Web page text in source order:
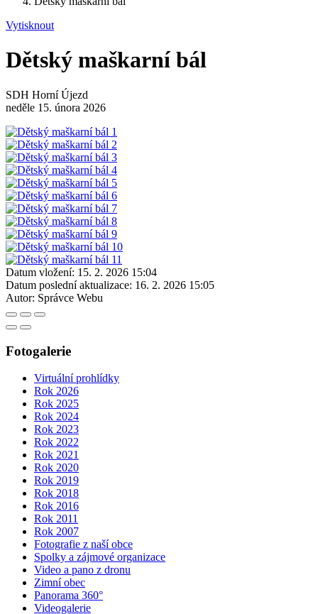
Vytisknout
Dětský maškarní bál
SDH Horní Újezd
neděle 15. února 2026
Datum vložení: 15. 2. 2026 15:04
Datum poslední aktualizace: 16. 2. 2026 15:05
Autor: Správce Webu
Fotogalerie
Virtuální prohlídky
Rok 2026
Rok 2025
Rok 2024
Rok 2023
Rok 2022
Rok 2021
Rok 2020
Rok 2019
Rok 2018
Rok 2016
Rok 2011
Rok 2007
Fotografie z naší obce
Spolky a zájmové organizace
Video a pano z dronu
Zimní obec
Panorama 360°
Videogalerie